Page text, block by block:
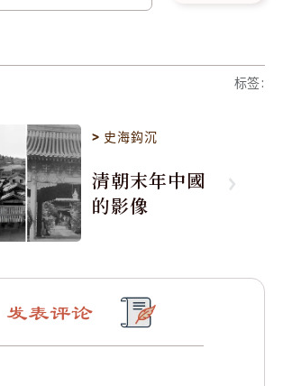
标签:
> 史海鈎沉
清朝末年中國
的影像
发表评论